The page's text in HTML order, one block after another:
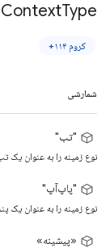
ContextType
کروم ۱۱۴+
شمارشی
"تب"
نوع زمینه را به عنوان
"پاپ‌آپ"
نوع زمینه را به عنوان یک
«پیشینه»